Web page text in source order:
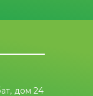
дом 24